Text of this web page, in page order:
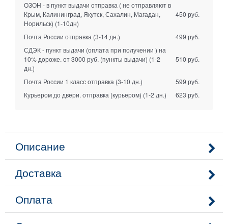
ОЗОН - в пункт выдачи отправка ( не отправляют в
Крым, Калининград, Якутск, Сахалин, Магадан,
Норильск) (1-10дн)
450 руб.
Почта России отправка (3-14 дн.)
499 руб.
СДЭК - пункт выдачи (оплата при получении ) на
10% дороже. от 3000 руб. (пункты выдачи) (1-2
дн.)
510 руб.
Почта России 1 класс отправка (3-10 дн.)
599 руб.
Курьером до двери. отправка (курьером) (1-2 дн.) 623 руб.
Описание
Доставка
Оплата